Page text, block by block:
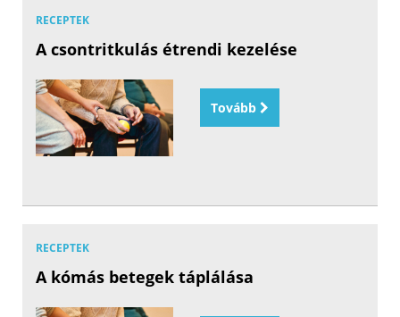
RECEPTEK
A csontritkulás étrendi kezelése
Tovább
RECEPTEK
A kómás betegek táplálása